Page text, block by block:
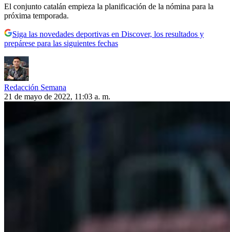
El conjunto catalán empieza la planificación de la nómina para la
próxima temporada.
Siga las novedades deportivas en Discover, los resultados y
prepárese para las siguientes fechas
Redacción Semana
21 de mayo de 2022, 11:03 a. m.